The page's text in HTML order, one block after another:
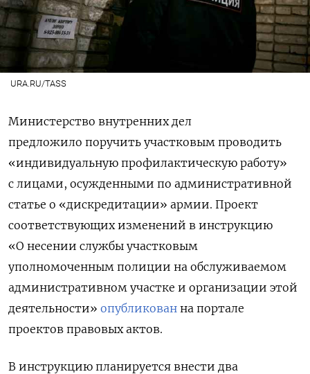
URA.RU/TASS
Министерство внутренних дел
предложило поручить участковым проводить
«индивидуальную профилактическую работу»
с лицами, осужденными по административной
статье о «дискредитации» армии. Проект
соответствующих изменений в инструкцию
«О несении службы участковым
уполномоченным полиции на обслуживаемом
административном участке и организации этой
деятельности» опубликован на портале
проектов правовых актов.
В инструкцию планируется внести два